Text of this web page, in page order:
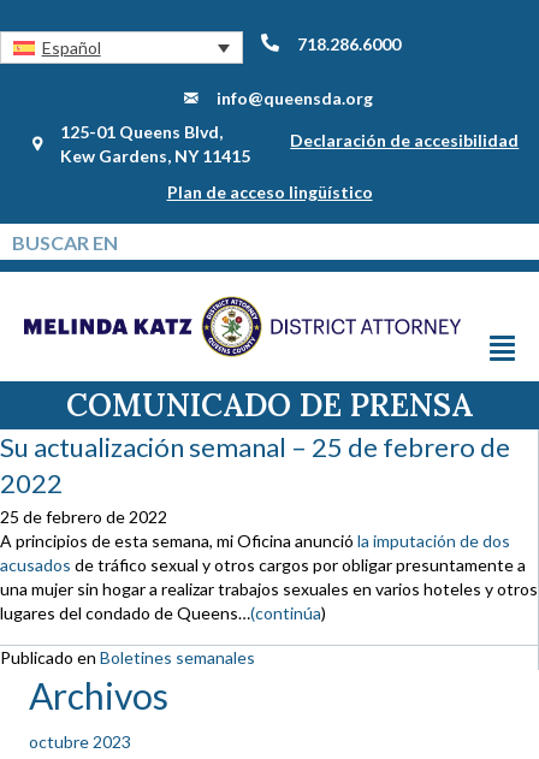
Español 718.286.6000
info@queensda.org
125-01 Queens Blvd,
Kew Gardens, NY 11415
Declaración de accesibilidad
Plan de acceso lingüístico
COMUNICADO DE PRENSA
Su actualización semanal – 25 de febrero de
2022
25 de febrero de 2022
A principios de esta semana, mi Oficina anunció la imputación de dos
acusados de tráfico sexual y otros cargos por obligar presuntamente a
una mujer sin hogar a realizar trabajos sexuales en varios hoteles y otros
lugares del condado de Queens…(continúa)
Publicado en Boletines semanales
Archivos
octubre 2023